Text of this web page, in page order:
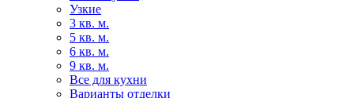
Узкие
3 кв. м.
5 кв. м.
6 кв. м.
9 кв. м.
Все для кухни
Варианты отделки